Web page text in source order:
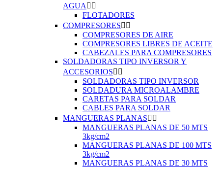
AGUA  
FLOTADORES
COMPRESORES 
COMPRESORES DE AIRE
COMPRESORES LIBRES DE ACEITE
CABEZALES PARA COMPRESORES
SOLDADORAS TIPO INVERSOR Y
ACCESORIOS 
SOLDADORAS TIPO INVERSOR
SOLDADURA MICROALAMBRE
CARETAS PARA SOLDAR
CABLES PARA SOLDAR
MANGUERAS PLANAS 
MANGUERAS PLANAS DE 50 MTS
3kg/cm2
MANGUERAS PLANAS DE 100 MTS
3kg/cm2
MANGUERAS PLANAS DE 30 MTS